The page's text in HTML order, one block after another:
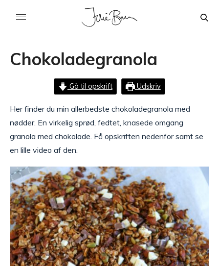
Chokoladegranola
Gå til opskrift Udskriv
Her finder du min allerbedste chokoladegranola med
nødder. En virkelig sprød, fedtet, knasede omgang
granola med chokolade. Få opskriften nedenfor samt se
en lille video af den.